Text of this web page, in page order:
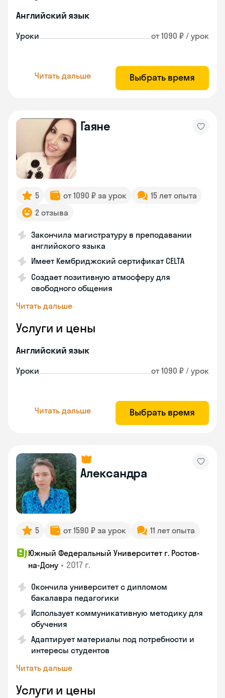
Английский язык
Уроки от 1090 ₽ / урок
Читать дальше Выбрать время
Гаяне
5 от 1090 ₽ за урок
15 лет опыта
2 отзыва
Закончила магистратуру в преподавании
английского языка
Имеет Кембриджский сертификат CELTA
Создает позитивную атмосферу для
свободного общения
Читать дальше
Услуги и цены
Английский язык
Уроки от 1090 ₽ / урок
Читать дальше Выбрать время
Александра
5 от 1590 ₽ за урок 11 лет опыта
Южный Федеральный Университет г. Ростов-
на-Дону • 2017 г.
Окончила университет с дипломом
бакалавра педагогики
Использует коммуникативную методику для
обучения
Адаптирует материалы под потребности и
интересы студентов
Читать дальше
Услуги и цены